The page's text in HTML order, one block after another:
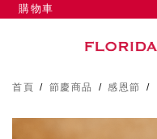
購物車
首頁 / 節慶商品 / 感恩節 /